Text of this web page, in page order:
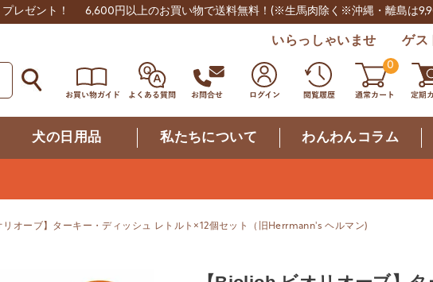
レゼント！ 6,600円以上のお買い物で送料無料！ (※生馬肉除く※沖縄・離島は
いらっしゃいませ ゲス
0
犬の日用品 私たちについて わんわんコラム
リオーブ】ターキー・ディッシュ レトルト×12個セット（旧Herrmann's ヘルマン)